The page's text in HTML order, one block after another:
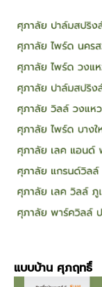
แบบบ้าน ศุภฤทธิ์